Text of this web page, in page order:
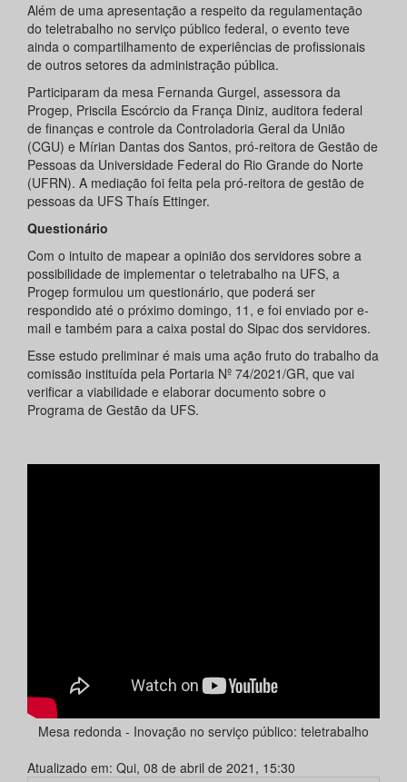
Além de uma apresentação a respeito da regulamentação
do teletrabalho no serviço público federal, o evento teve
ainda o compartilhamento de experiências de profissionais
de outros setores da administração pública.
Participaram da mesa Fernanda Gurgel, assessora da
Progep, Priscila Escórcio da França Diniz, auditora federal
de finanças e controle da Controladoria Geral da União
(CGU) e Mírian Dantas dos Santos, pró-reitora de Gestão de
Pessoas da Universidade Federal do Rio Grande do Norte
(UFRN). A mediação foi feita pela pró-reitora de gestão de
pessoas da UFS Thaís Ettinger.
Questionário
Com o intuito de mapear a opinião dos servidores sobre a
possibilidade de implementar o teletrabalho na UFS, a
Progep formulou um questionário, que poderá ser
respondido até o próximo domingo, 11, e foi enviado por e-
mail e também para a caixa postal do Sipac dos servidores.
Esse estudo preliminar é mais uma ação fruto do trabalho da
comissão instituída pela Portaria Nº 74/2021/GR, que vai
verificar a viabilidade e elaborar documento sobre o
Programa de Gestão da UFS.
Mesa redonda - Inovação no serviço público: teletrabalho
Atualizado em: Qui, 08 de abril de 2021, 15:30